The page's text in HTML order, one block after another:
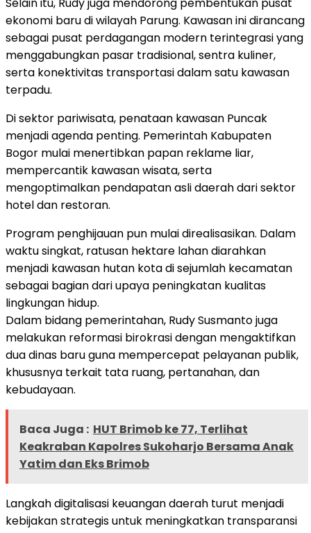
ekonomi baru di wilayah Parung. Kawasan ini dirancang
sebagai pusat perdagangan modern terintegrasi yang
menggabungkan pasar tradisional, sentra kuliner,
serta konektivitas transportasi dalam satu kawasan
terpadu.
Di sektor pariwisata, penataan kawasan Puncak
menjadi agenda penting. Pemerintah Kabupaten
Bogor mulai menertibkan papan reklame liar,
mempercantik kawasan wisata, serta
mengoptimalkan pendapatan asli daerah dari sektor
hotel dan restoran.
Program penghijauan pun mulai direalisasikan. Dalam
waktu singkat, ratusan hektare lahan diarahkan
menjadi kawasan hutan kota di sejumlah kecamatan
sebagai bagian dari upaya peningkatan kualitas
lingkungan hidup.
Dalam bidang pemerintahan, Rudy Susmanto juga
melakukan reformasi birokrasi dengan mengaktifkan
dua dinas baru guna mempercepat pelayanan publik,
khususnya terkait tata ruang, pertanahan, dan
kebudayaan.
Baca Juga : HUT Brimob ke 77, Terlihat
Keakraban Kapolres Sukoharjo Bersama Anak
Yatim dan Eks Brimob
Langkah digitalisasi keuangan daerah turut menjadi
kebijakan strategis untuk meningkatkan transparansi